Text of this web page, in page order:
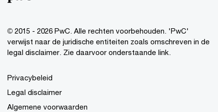
© 2015 - 2026 PwC. Alle rechten voorbehouden. 'PwC'
verwijst naar de juridische entiteiten zoals omschreven in de
legal disclaimer. Zie daarvoor onderstaande link.
Privacybeleid
Legal disclaimer
Algemene voorwaarden